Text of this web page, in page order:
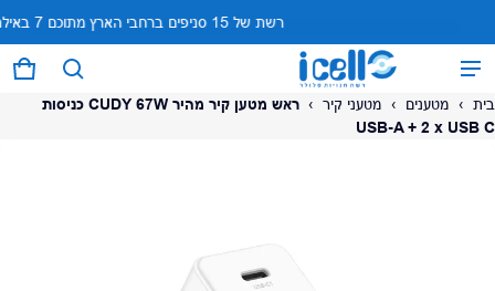
רשת של 15 סניפים ברחבי הארץ מתוכם 7 באילת
0 פריטים
המוצר נוסף לעגלה
בית › מטענים › מטעני קיר ›
ראש מטען קיר מהיר CUDY 67W כניסות
USB-A + 2 x USB C
על המוצר